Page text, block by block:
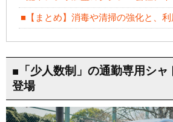
■【まとめ】消毒や清掃の強化と、
■「少人数制」の通勤専用シャ
登場